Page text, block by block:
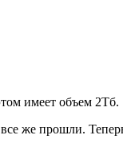
имеет объем 2Тб.
же прошли.